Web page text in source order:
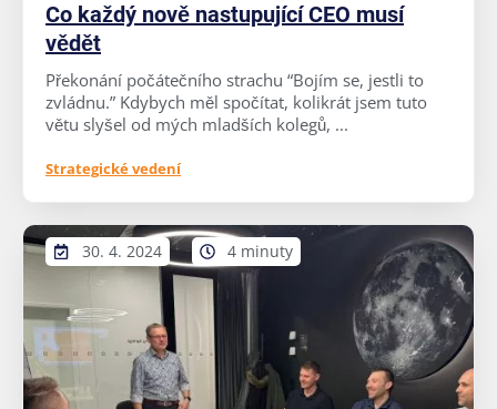
Co každý nově nastupující CEO musí
vědět
Překonání počátečního strachu “Bojím se, jestli to
zvládnu.” Kdybych měl spočítat, kolikrát jsem tuto
větu slyšel od mých mladších kolegů, ...
Strategické vedení
30. 4. 2024 4 minuty